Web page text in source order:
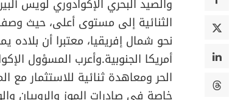
والصيد البحري الإكوادوري لويس
الثنائية إلى مستوى أعلى، حيث وصف
نحو شمال إفريقيا، معتبرا أن
أمريكا الجنوبية.وأعرب المسؤول
الحر ومعاهدة ثنائية للاستثمار